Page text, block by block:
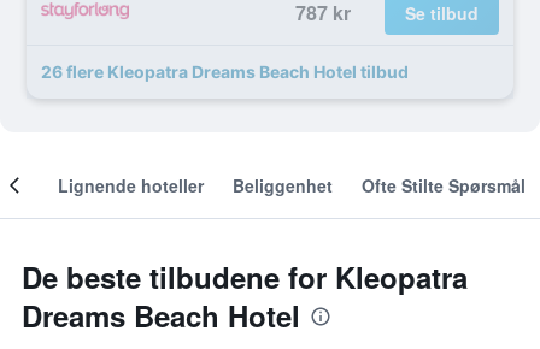
787 kr Se tilbud
26 flere Kleopatra Dreams Beach Hotel tilbud
Lignende hoteller Beliggenhet Ofte Stilte Spørsmål
De beste tilbudene for Kleopatra
Dreams Beach Hotel